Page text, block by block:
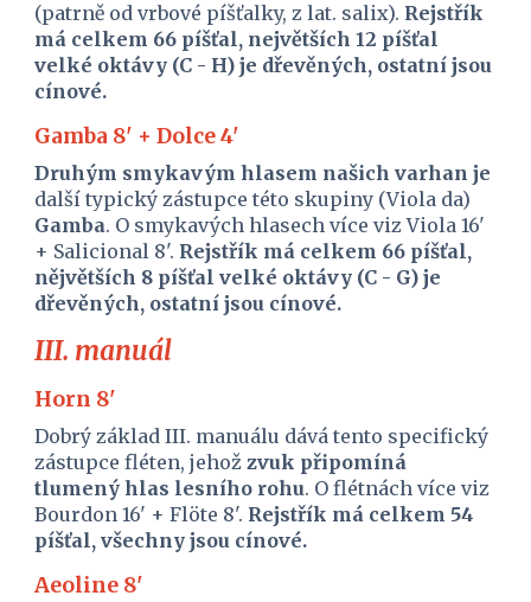
(patrně od vrbové píšťalky, z lat. salix). Rejstřík
má celkem 66 píšťal, největších 12 píšťal
velké oktávy (C - H) je dřevěných, ostatní jsou
cínové.
Gamba 8' + Dolce 4'
Gamba. O smykavých hlasech více viz Viola 16'
+ Salicional 8'. Rejstřík má celkem 66 píšťal,
nějvětších 8 píšťal velké oktávy (C - G) je
dřevěných, ostatní jsou cínové.
III. manuál
Horn 8'
Dobrý základ III. manuálu dává tento specifický
zástupce fléten, jehož zvuk připomíná
tlumený hlas lesního rohu. O flétnách více viz
Bourdon 16' + Flöte 8'. Rejstřík má celkem 54
píšťal, všechny jsou cínové.
Aeoline 8'